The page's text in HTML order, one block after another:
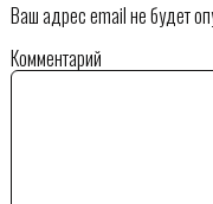
Ваш адрес email не будет
Комментарий